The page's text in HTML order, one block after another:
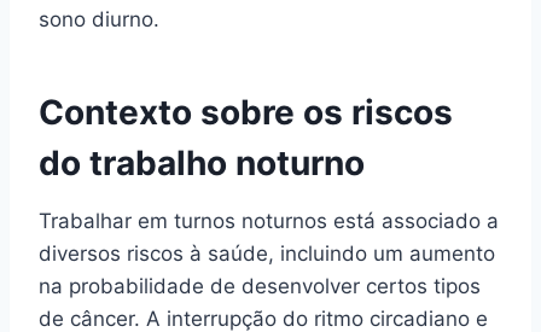
sono diurno.
Contexto sobre os riscos
do trabalho noturno
Trabalhar em turnos noturnos está associado a
diversos riscos à saúde, incluindo um aumento
na probabilidade de desenvolver certos tipos
de câncer. A interrupção do ritmo circadiano e